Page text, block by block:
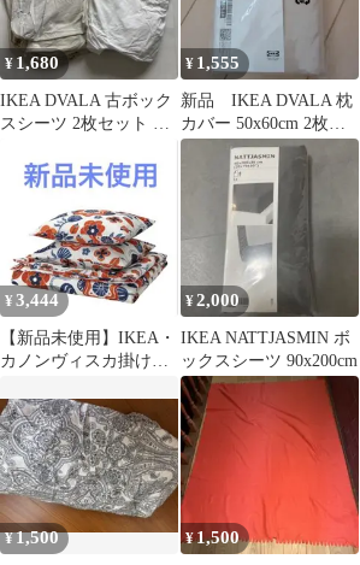
¥1,680
IKEA DVALA 古ボック
スシーツ 2枚セット 掃
¥ 1,555
新品 IKEA DVALA 枕
カバー 50x60cm 2枚セ
ット
¥ 3,444
【新品未使用】IKEA・
カノンヴィスカ掛け布
枚
¥2,000
IKEA NATTJASMIN ボ
ックスシーツ 90x200cm
¥1,500 ¥1,500